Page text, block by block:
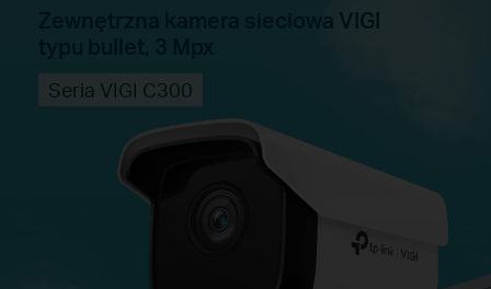
Zewnętrzna kamera sieciowa VIGI
Seria VIGI C300